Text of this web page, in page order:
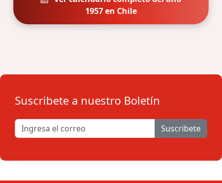
1957 en Chile
Suscribete a nuestro Boletín
Suscribete